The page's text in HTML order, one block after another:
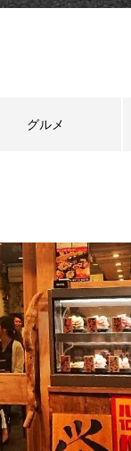
グルメ